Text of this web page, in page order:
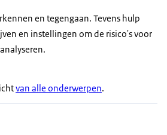
en tegengaan. Tevens hulp
en instellingen om de risico's voor
van alle onderwerpen.